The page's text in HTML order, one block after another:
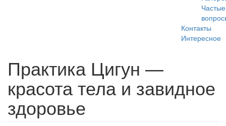
Частые
Контакты
Интересное
Практика Цигун —
красота тела и завидное
здоровье